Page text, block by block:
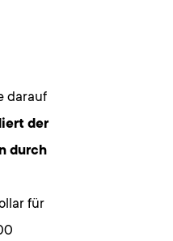
darauf
der
durch
für